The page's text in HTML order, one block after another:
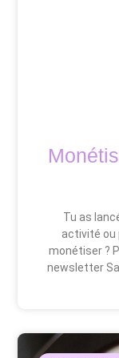
Tu as
activité ou
monétiser ?
newsletter